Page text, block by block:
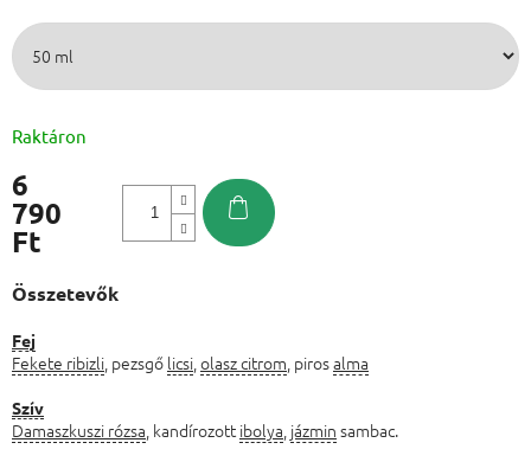
6
790
Ft
Raktáron
Összetevők
Fej
Fekete ribizli , pezsgő licsi olasz citrom , pirosalma
Szív
Damaszkuszi rózsa , kandírozott ibolya jázmin sambac.